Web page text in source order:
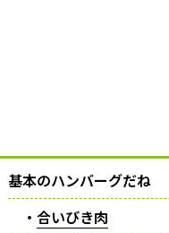
基本のハンバーグだね
・ 合いびき肉